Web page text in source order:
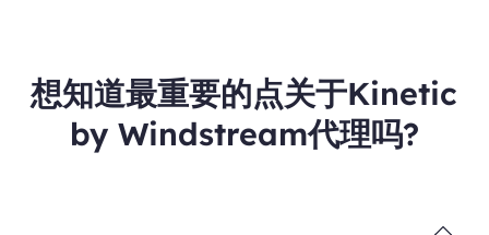
想知道最重要的点关于Kinetic
by Windstream代理吗?